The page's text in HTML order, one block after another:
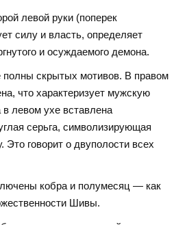
левой руки (поперек
силу и власть, определяет
и осуждаемого демона.
полны скрытых мотивов. В правом
что характеризует мужскую
левом ухе вставлена
серьга, символизирующая
Это говорит о двуполости всех
кобра и полумесяц — как
Шивы.